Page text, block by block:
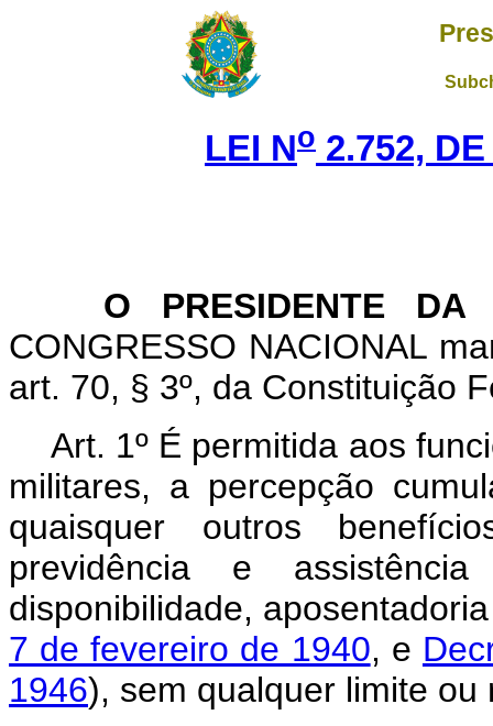
LEI No 2.752,
O PRESIDENTE DA
CONGRESSO NACIONAL
art. 70, § 3º, da Constituição
Art. 1º É permitida aos
militares, a percepção
quaisquer outros
previdência e
disponibilidade,
7 de fevereiro de 1940, e
1946), sem qualquer limite ou